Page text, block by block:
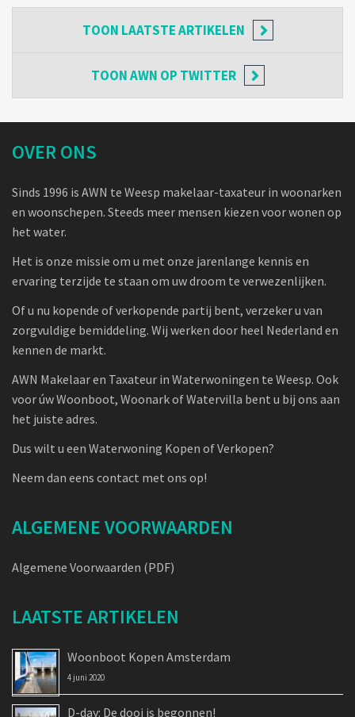
TOON LAATSTE ARTIKELEN
TOONAWN OP TWITTER
OVER ONS
Sinds 1996 is AWN te Weesp makelaar-taxateur in woonarken
en woonschepen. Steeds meer mensen kiezen voor wonen op
het water.
Het is onze missie om u met onze jarenlange kennis en
ervaring terzijde te staan om uw droom te verwezenlijken.
Of u nu kopende of verkopende partij bent, verzeker u van
zorgvuldige bemiddeling. Wij werken door heel Nederland en
kennen de markt.
AWN Makelaar en Taxateur in Waterwoningen te Weesp. Ook
voor úw Woonboot, Woonark of Watervilla bent u bij ons aan
het juiste adres.
Dus wilt u een Waterwoning Kopen of Verkopen?
Neem dan eens contact met ons op!
ALGEMENE VOORWAARDEN
Algemene Voorwaarden (PDF)
LAATSTE ARTIKELEN
Woonboot Kopen Amsterdam
4 juni 2020
D-day: De dooi is begonnen!